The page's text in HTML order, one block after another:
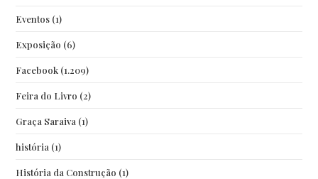
Eventos (1)
Exposição (6)
Facebook (1.209)
Feira do Livro (2)
Graça Saraiva (1)
história (1)
História da Construção (1)